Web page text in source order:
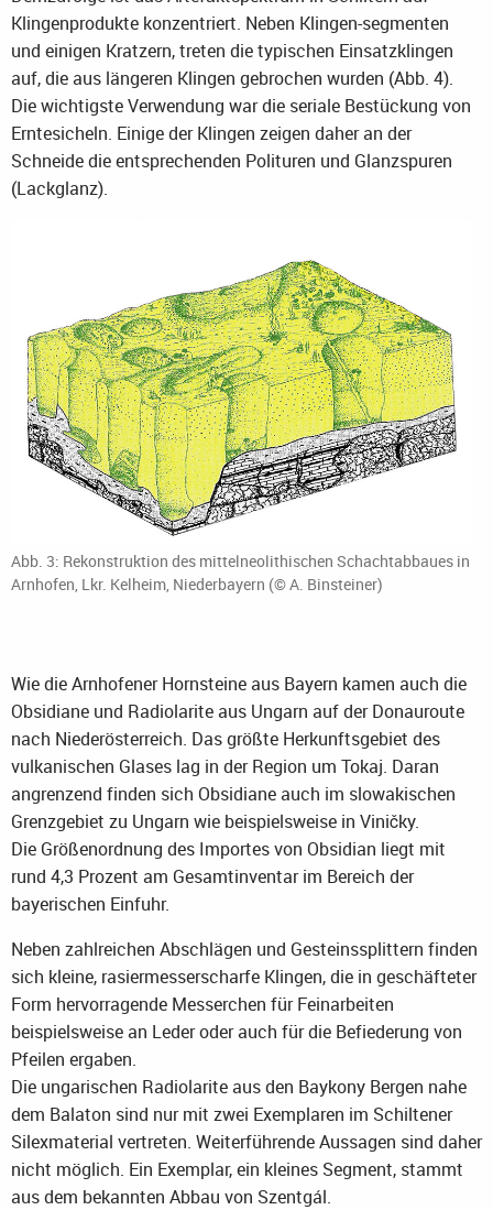
Klingenprodukte konzentriert. Neben Klingen-segmenten
und einigen Kratzern, treten die typischen Einsatzklingen
auf, die aus längeren Klingen gebrochen wurden (Abb. 4).
Die wichtigste Verwendung war die seriale Bestückung von
Erntesicheln. Einige der Klingen zeigen daher an der
Schneide die entsprechenden Polituren und Glanzspuren
(Lackglanz).
Abb. 3: Rekonstruktion des mittelneolithischen Schachtabbaues in
Arnhofen, Lkr. Kelheim, Niederbayern (© A. Binsteiner)
Wie die Arnhofener Hornsteine aus Bayern kamen auch die
Obsidiane und Radiolarite aus Ungarn auf der Donauroute
nach Niederösterreich. Das größte Herkunftsgebiet des
vulkanischen Glases lag in der Region um Tokaj. Daran
angrenzend finden sich Obsidiane auch im slowakischen
Grenzgebiet zu Ungarn wie beispielsweise in Viničky.
Die Größenordnung des Importes von Obsidian liegt mit
rund 4,3 Prozent am Gesamtinventar im Bereich der
bayerischen Einfuhr.
Neben zahlreichen Abschlägen und Gesteinssplittern finden
sich kleine, rasiermesserscharfe Klingen, die in geschäfteter
Form hervorragende Messerchen für Feinarbeiten
beispielsweise an Leder oder auch für die Befiederung von
Pfeilen ergaben.
Die ungarischen Radiolarite aus den Baykony Bergen nahe
dem Balaton sind nur mit zwei Exemplaren im Schiltener
Silexmaterial vertreten. Weiterführende Aussagen sind daher
nicht möglich. Ein Exemplar, ein kleines Segment, stammt
aus dem bekannten Abbau von Szentgál.